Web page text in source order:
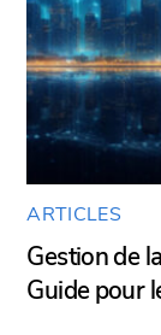
ARTICLES
Gestion de
Guide pour